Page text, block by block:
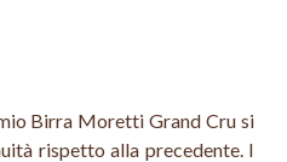
Birra Moretti Grand Cru si
rispetto alla precedente. I